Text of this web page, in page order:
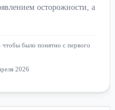
осторожности, а
было понятно с первого
2026